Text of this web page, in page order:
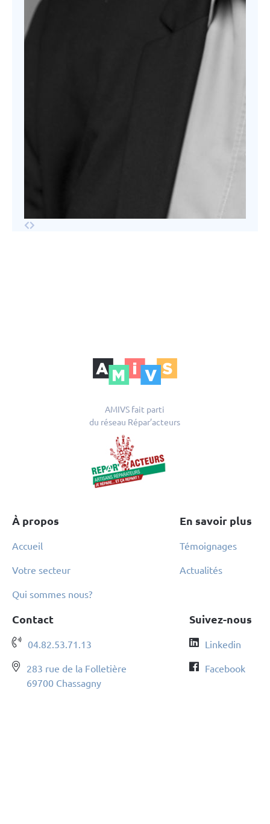
AMIVS fait parti
du réseau Répar’acteurs
À propos
Accueil
Votre secteur
Qui sommes nous?
En savoir plus
Témoignages
Actualités
Contact
04.82.53.71.13
283 rue de la Folletière
69700 Chassagny
Suivez-nous
Linkedin
Facebook